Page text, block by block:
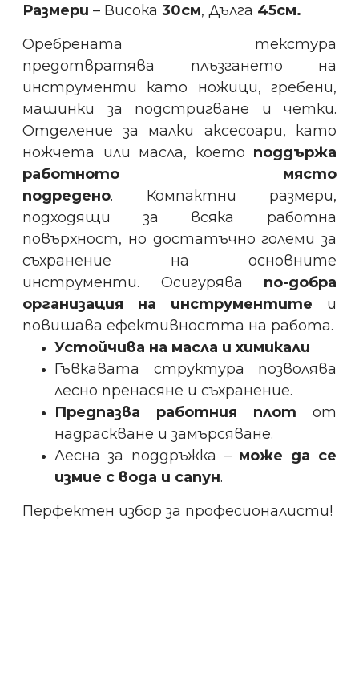
Размери – Висока 30см, Дълга 45см.
Оребрената текстура
предотвратява плъзгането на
инструменти като ножици, гребени,
машинки за подстригване и четки.
Отделение за малки аксесоари, като
ножчета или масла, което поддържа
работното място
подредено. Компактни размери,
подходящи за всяка работна
повърхност, но достатъчно големи за
съхранение на основните
инструменти. Осигурява по-добра
организация на инструментите и
повишава ефективността на работа.
Устойчива на масла и химикали
Гъвкавата структура позволява
лесно пренасяне и съхранение.
Предпазва работния плот от
надраскване и замърсяване.
Лесна за поддръжка – може да се
измие с вода и сапун.
Перфектен избор за професионалисти!